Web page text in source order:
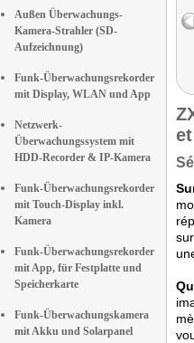
Außen Überwachungs-
Kamera-Strahler (SD-
Aufzeichnung)
Funk-Überwachungsrekorder
mit Display, WLAN und App
Netzwerk-
Überwachungssystem mit
HDD-Recorder & IP-Kamera
Funk-Überwachungsrekorder
mit Touch-Display inkl.
Kamera
Funk-Überwachungsrekorder
mit App, für Festplatte und
Speicherkarte
Funk-Überwachungskamera
mit Akku und Solarpanel